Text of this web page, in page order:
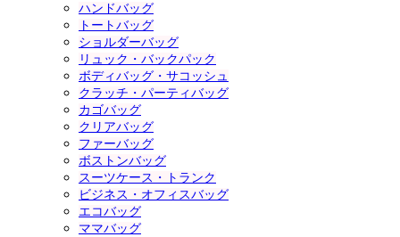
ハンドバッグ
トートバッグ
ショルダーバッグ
リュック・バックパック
ボディバッグ・サコッシュ
クラッチ・パーティバッグ
カゴバッグ
クリアバッグ
ファーバッグ
ボストンバッグ
スーツケース・トランク
ビジネス・オフィスバッグ
エコバッグ
ママバッグ